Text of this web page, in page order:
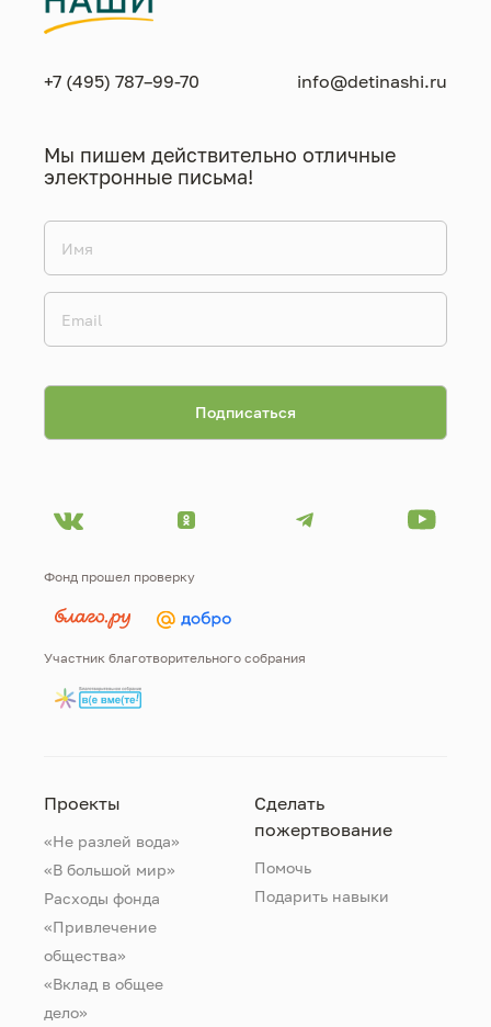
+7 (495) 787–99-70 info@detinashi.ru
Мы пишем действительно отличные
электронные письма!
Фонд прошел проверку
Участник благотворительного собрания
Проекты
«Не разлей вода»
«В большой мир»
Расходы фонда
«Привлечение
общества»
«Вклад в общее
дело»
Сделать
пожертвование
Помочь
Подарить навыки